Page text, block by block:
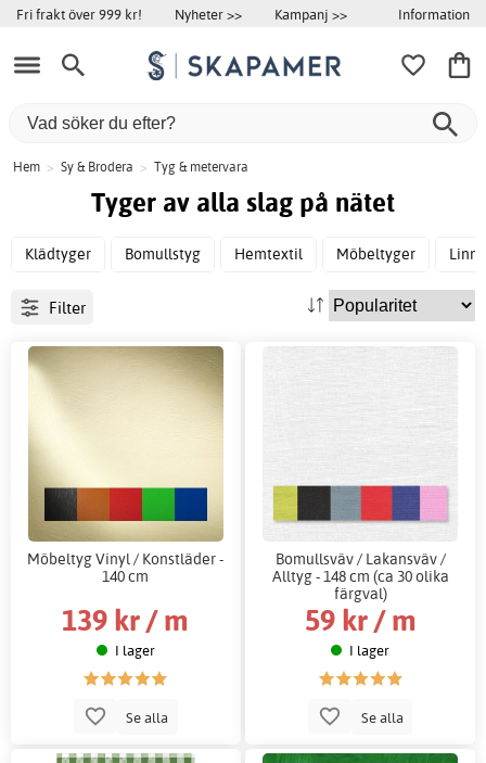
Fri frakt över 999 kr! Nyheter >> Kampanj >> Information
Hem > Sy & Brodera > Tyg & metervara
Tyger av alla slag på nätet
Klädtyger Bomullstyg Hemtextil Möbeltyger
Filter
Möbeltyg Vinyl / Konstläder -
140 cm
139 kr / m
I lager
Se alla
Bomullsväv / Lakansväv /
Alltyg - 148 cm (ca 30 olika
färgval)
59 kr / m
I lager
Se alla